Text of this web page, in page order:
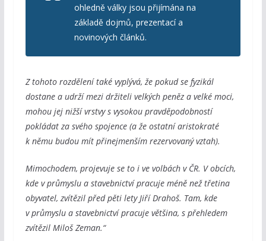
ohledně války jsou přijímána na
základě dojmů, prezentací a
novinových článků.
Z tohoto rozdělení také vyplývá, že pokud se fyzikál
dostane a udrží mezi držiteli velkých peněz a velké moci,
mohou jej nižší vrstvy s vysokou pravděpodobností
pokládat za svého spojence (a že ostatní aristokraté
k němu budou mít přinejmenším rezervovaný vztah).
Mimochodem, projevuje se to i ve volbách v ČR. V obcích,
kde v průmyslu a stavebnictví pracuje méně než třetina
obyvatel, zvítězil před pěti lety Jiří Drahoš. Tam, kde
v průmyslu a stavebnictví pracuje většina, s přehledem
zvítězil Miloš Zeman.“